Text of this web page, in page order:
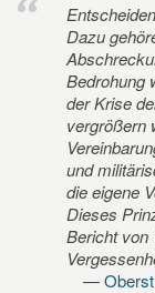
Dazu
Bedrohung
der Krise
vergrößern
und
die eigene
Dieses
Bericht von